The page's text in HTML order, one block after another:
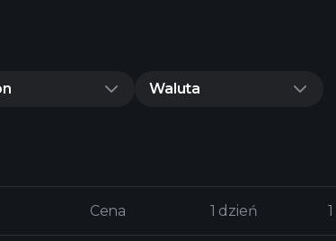
Waluta
Cena 1 dzień
Cena 1 dzień